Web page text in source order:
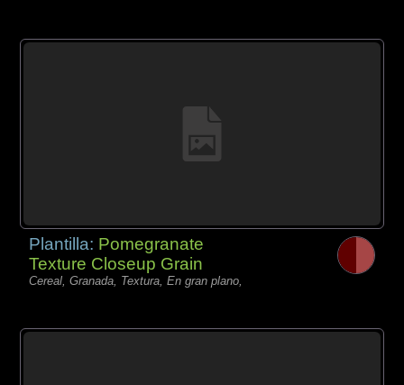
Plantilla: Pomegranate
Texture Closeup Grain
Cereal, Granada, Textura, En gran plano,